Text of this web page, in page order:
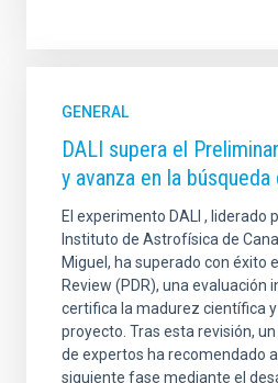
GENERAL
DALI supera el
y avanza en la
El experimento DALI , liderado
Instituto de Astrofísica de
Miguel, ha superado con éxito
Review (PDR), una evaluación
certifica la madurez científica
proyecto. Tras esta revisión,
de expertos ha recomendado
siguiente fase mediante el